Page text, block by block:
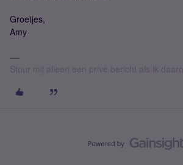
Groetjes,
Amy
Stuur mij alleen een privé bericht als ik